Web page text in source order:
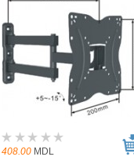
408.00 MDL